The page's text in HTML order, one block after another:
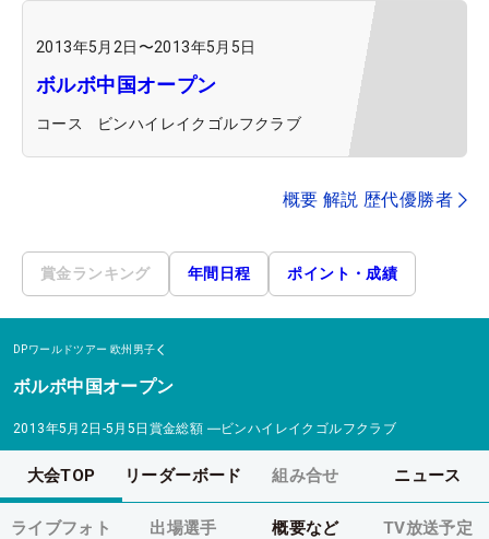
2013年5月2日 〜2013年5月5日
ボルボ中国オープン
コース ビンハイレイクゴルフクラブ
概要 解説 歴代優勝者
賞金ランキング 年間日程 ポイント・成績
DPワールドツアー 欧州男子
ボルボ中国オープン
2013年5月2日-5月5日 賞金総額 ―ビンハイレイクゴルフクラブ
大会TOP リーダーボード 組み合せ ニュース
ライブフォト 出場選手 概要など TV放送予定